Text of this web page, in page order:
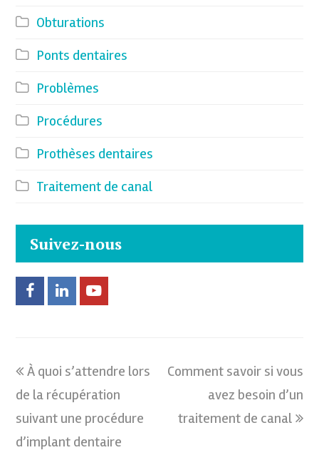
Obturations
Ponts dentaires
Problèmes
Procédures
Prothèses dentaires
Traitement de canal
Suivez-nous
e
b
k
e
Y
t
u
previous
post:
À quoi s’attendre lors
de la récupération
suivant une procédure
d’implant dentaire
next
Comment savoir si vous
avez besoin d’un
traitement de canal